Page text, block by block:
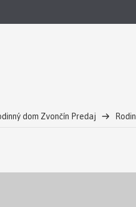
dom Zvončín Predaj